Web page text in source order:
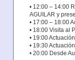
• 12:00 – 14:00
AGUILAR y
• 17:00 – 18:00
• 18:00 Visita al
• 19:00
• 19:30
• 20:00 Desde